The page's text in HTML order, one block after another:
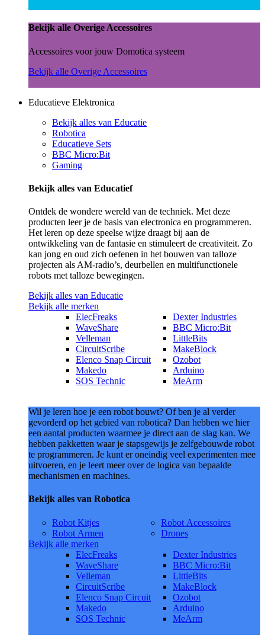
Bekijk alle Overige Accessoires
Accessoires voor jouw Domotica systeem
Bekijk alle Overige Accessoires
Educatieve Elektronica
Bekijk alles van Educatie
Robotica
Educatieve Sets
BBC Micro:Bit
Gaming
Bekijk alles van Educatief
Ontdek de wondere wereld van de techniek. Met deze
producten leer je de basis van electronica en programmeren.
Het leren op deze speelse wijze draagt bij aan de
ontwikkeling van de fantasie en stimuleert de creativiteit. Zo
kan jong en oud zich oefenen in het bouwen van talloze
projecten als AM-radio’s, deurbellen en multifunctionele
robots met talloze bewegingen.
Bekijk alles van Educatie
Bekijk alle merken
ElecFreaks
WaveShare
Velleman
CircuitScribe
Elenco Snap Circuit
Makedo
SOS Technic
Dexter Industries
BBC Micro:Bit
LittleBits
MakeBlock
Ozobot
Arduino
MeArm
Wil je leren hoe je een robot bouwt? Of ben je al verder
gevorderd op het gebied van robotica? Dan hebben we hier
een aantal producten waarmee je direct aan de slag kan. We
hebben pakketten waar je stapsgewijs je zelfgebouwde robot
te programmeren. Je kunt er oneindig veel experimenten mee
uitvoeren, en je leert meer over de logica van bepaalde
mechanismen en machines.
Bekijk alles van Robotica
Robot Kitjes
Robot Armen
Robot Accessoires
Drones
Bekijk alle merken
ElecFreaks
WaveShare
Velleman
CircuitScribe
Elenco Snap Circuit
Makedo
SOS Technic
Dexter Industries
BBC Micro:Bit
LittleBits
MakeBlock
Ozobot
Arduino
MeArm